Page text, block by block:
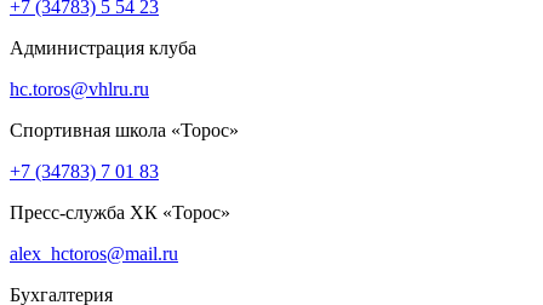
+7 (34783) 5 54 23
Администрация клуба
hc.toros@vhlru.ru
Спортивная школа «Торос»
+7 (34783) 7 01 83
Пресс-служба ХК «Торос»
alex_hctoros@mail.ru
Бухгалтерия